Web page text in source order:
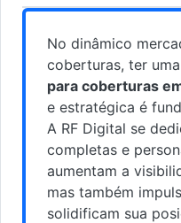
No dinâmico
coberturas, ter uma
para coberturas
e estratégica é
A RF Digital se
completas e
aumentam a
mas também
solidificam sua